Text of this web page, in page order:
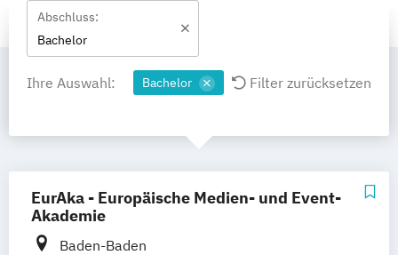
Abschluss:
Bachelor
Ihre Auswahl: Bachelor Filter zurücksetzen
EurAka - Europäische Medien- und Event-
Akademie
Baden-Baden